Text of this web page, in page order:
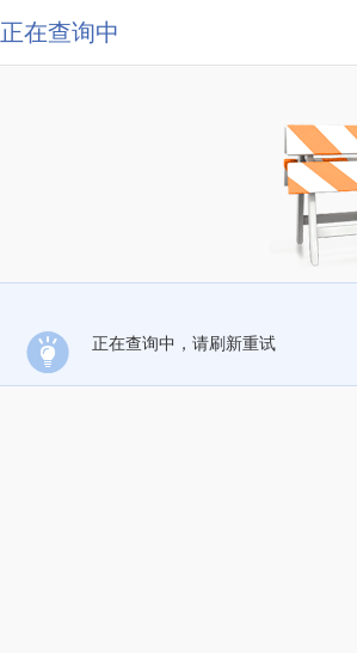
正在查询中
正在查询中，请刷新重试